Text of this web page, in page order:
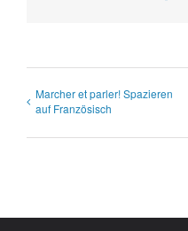
Marcher et parler! Spazieren
auf Französisch